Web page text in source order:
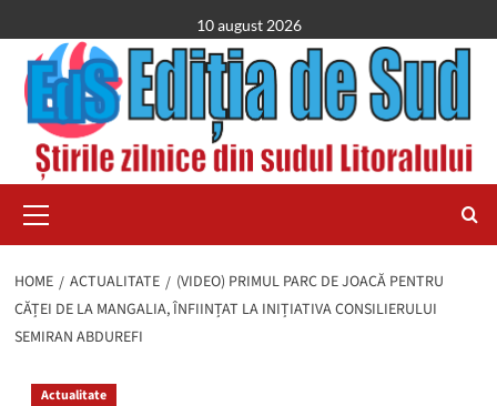
to
content
10 august 2026
Menu
HOME ACTUALITATE
(VIDEO) PRIMUL PARC DE JOACĂ PENTRU
CĂȚEI DE LA MANGALIA, ÎNFIINȚAT LA INIȚIATIVA CONSILIERULUI
SEMIRAN ABDUREFI
Actualitate